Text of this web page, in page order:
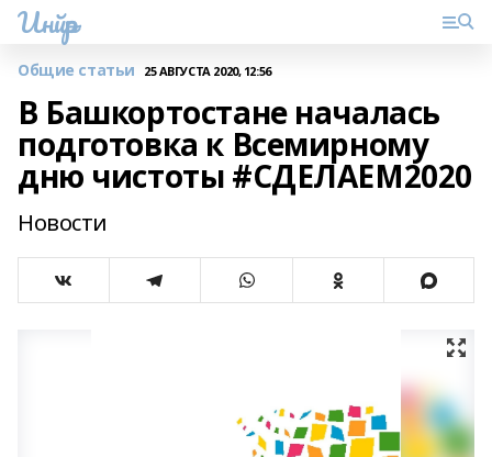
Инйәр
Общие статьи 25 АВГУСТА 2020, 12:56
В Башкортостане началась
подготовка к Всемирному
дню чистоты #СДЕЛАЕМ2020
Новости